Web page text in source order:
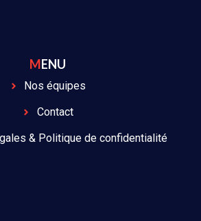
MENU
Nos équipes
Contact
& Politique de confidentialité